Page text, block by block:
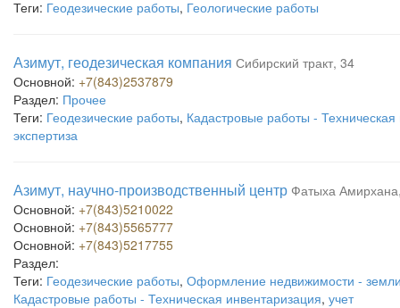
Теги: Геодезические работы, Геологические работы
Азимут, геодезическая компания Сибирский тракт, 34
Основной: +7(843)2537879
Раздел: Прочее
Теги: Геодезические работы, Кадастровые работы - Техническая
экспертиза
Азимут, научно-производственный центр Фатыха
Основной: +7(843)5210022
Основной: +7(843)5565777
Основной: +7(843)5217755
Раздел:
Теги: Геодезические работы, Оформление недвижимости -
Кадастровые работы - Техническая инвентаризация, учет